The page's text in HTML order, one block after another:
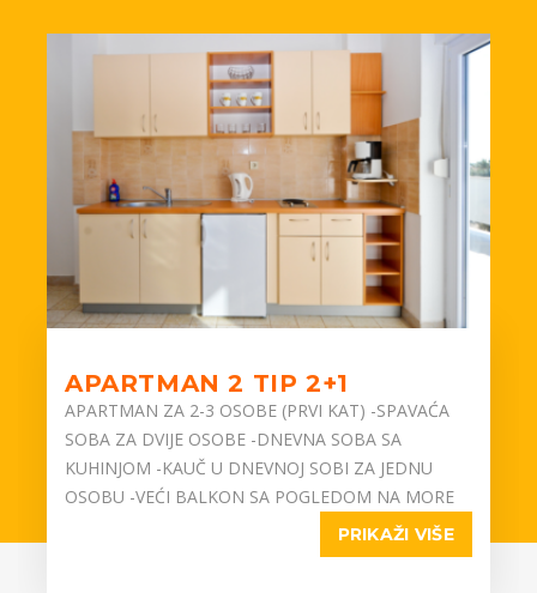
APARTMAN 2 TIP 2+1
APARTMAN ZA 2-3 OSOBE (PRVI KAT) -SPAVAĆA
SOBA ZA DVIJE OSOBE -DNEVNA SOBA SA
KUHINJOM -KAUČ U DNEVNOJ SOBI ZA JEDNU
OSOBU -VEĆI BALKON SA POGLEDOM NA MORE
PRIKAŽI VIŠE